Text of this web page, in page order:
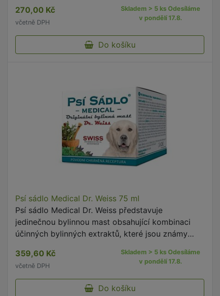
270,00 Kč
včetně DPH
Skladem > 5 ks Odesíláme
v pondělí 17.8.
Do košíku
Psí sádlo Medical Dr. Weiss 75 ml
Psí sádlo Medical Dr. Weiss představuje
jedinečnou bylinnou mast obsahující kombinaci
účinných bylinných extraktů, které jsou známy
359,60 Kč
včetně DPH
Skladem > 5 ks Odesíláme
v pondělí 17.8.
Do košíku